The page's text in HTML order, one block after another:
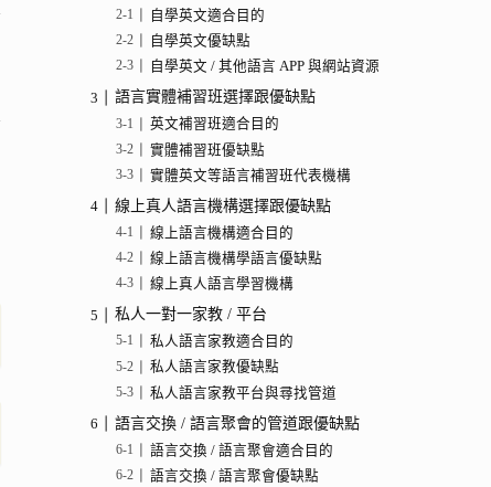
自學英文適合目的
自學英文優缺點
自學英文 / 其他語言 APP 與網站資源
語言實體補習班選擇跟優缺點
英文補習班適合目的
實體補習班優缺點
實體英文等語言補習班代表機構
線上真人語言機構選擇跟優缺點
線上語言機構適合目的
線上語言機構學語言優缺點
線上真人語言學習機構
私人一對一家教 / 平台
私人語言家教適合目的
私人語言家教優缺點
私人語言家教平台與尋找管道
語言交換 / 語言聚會的管道跟優缺點
語言交換 / 語言聚會適合目的
語言交換 / 語言聚會優缺點